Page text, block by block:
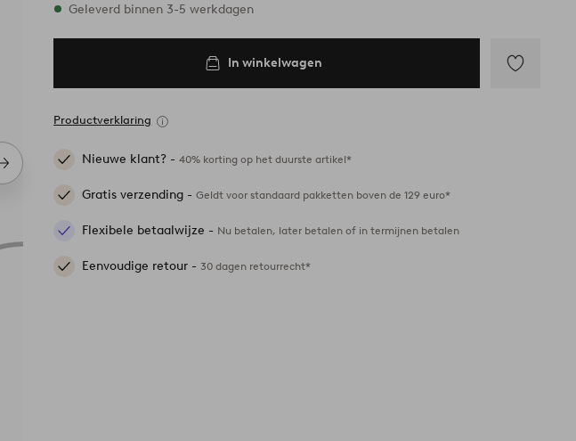
Volgend
item
Op voorraad
Geleverd binnen 3-5 werkdagen
In winkelwagen
Productverklaring
Nieuwe klant? -40% korting op het duurste artikel*
Gratis verzending -Geldt voor standaard pakketten boven de 129 euro*
Flexibele betaalwijze - Nu betalen, later betalen of in termijnen betalen
Eenvoudige retour -30 dagen retourrecht*